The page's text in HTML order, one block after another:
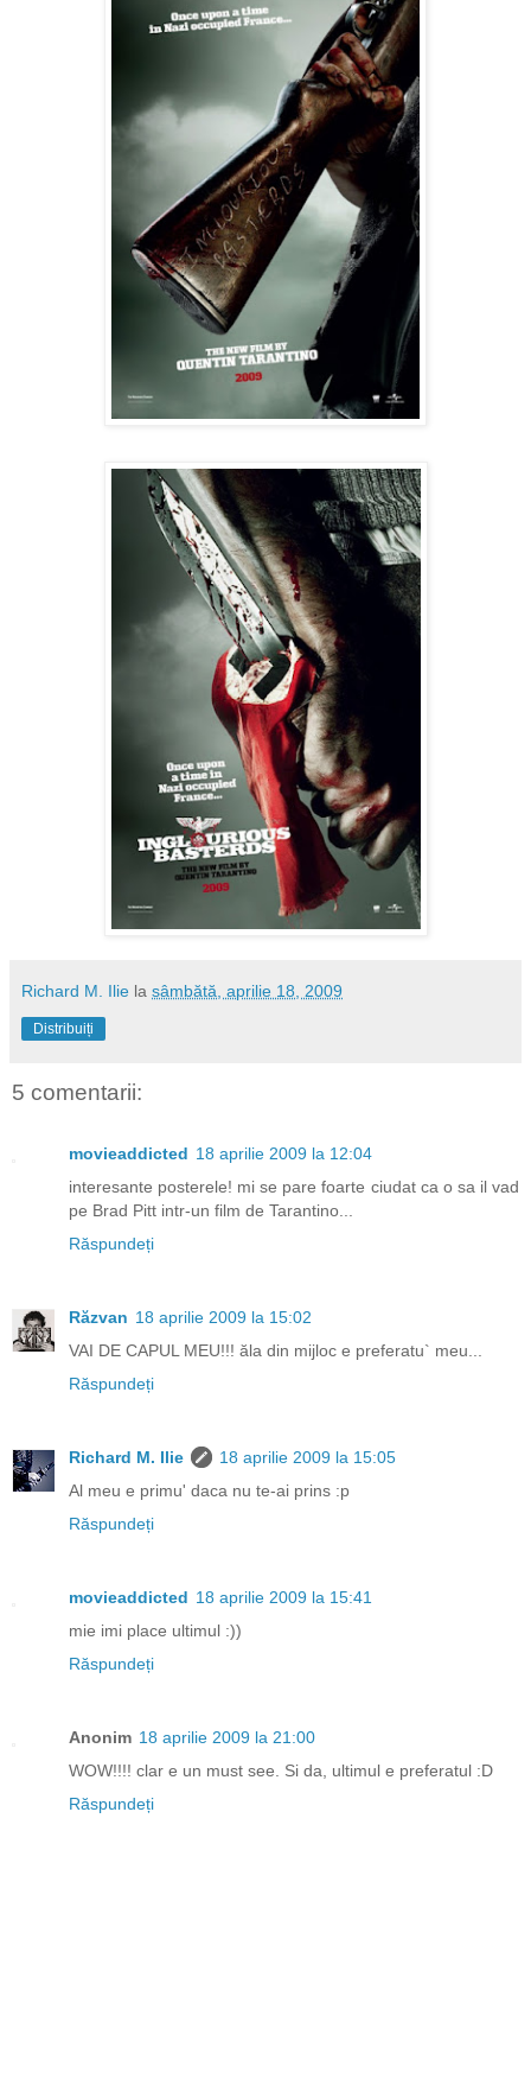
Richard M. Ilie la sâmbătă, aprilie 18, 2009
Distribuiți
5 comentarii:
movieaddicted 18 aprilie 2009 la 12:04
interesante posterele! mi se pare foarte ciudat ca o sa il vad
pe Brad Pitt intr-un film de Tarantino...
Răspundeți
Răzvan 18 aprilie 2009 la 15:02
VAI DE CAPUL MEU!!! ăla din mijloc e preferatu` meu...
Răspundeți
Richard M. Ilie
18 aprilie 2009 la 15:05
Al meu e primu' daca nu te-ai prins :p
Răspundeți
movieaddicted 18 aprilie 2009 la 15:41
mie imi place ultimul :))
Răspundeți
Anonim 18 aprilie 2009 la 21:00
WOW!!!! clar e un must see. Si da, ultimul e preferatul :D
Răspundeți